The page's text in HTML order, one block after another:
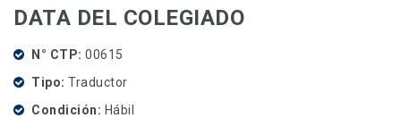
DATA DEL COLEGIADO
N° CTP 00615
Tipo Traductor
Condición
Hábil